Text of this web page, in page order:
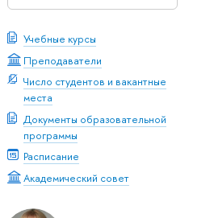
Учебные курсы
Преподаватели
Число студентов и вакантные
места
Документы образовательной
программы
Расписание
Академический совет